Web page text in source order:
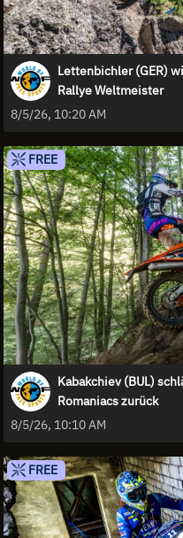
Lettenbichler (GER)
Rallye Weltmeister
8/5/26, 10:20 AM
FREE
Kabakchiev (BUL)
Romaniacs zurück
8/5/26, 10:10 AM
FREE